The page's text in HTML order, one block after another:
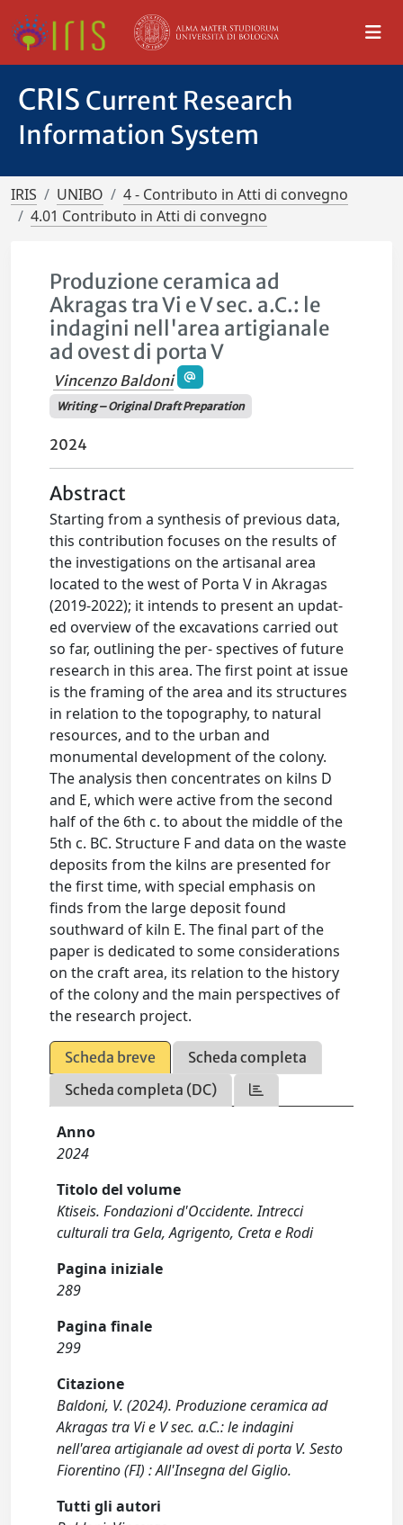
CRIS Current Research
Information System
IRIS UNIBO
4 - Contributo in Atti di convegno
4.01 Contributo in Atti di convegno
Produzione ceramica ad
Akragas tra Vi e V sec. a.C.: le
indagini nell'area artigianale
ad ovest di porta V
Vincenzo Baldoni
Writing – Original Draft Preparation
2024
Abstract
Starting from a synthesis of previous data,
this contribution focuses on the results of
the investigations on the artisanal area
located to the west of Porta V in Akragas
(2019-2022); it intends to present an updat-
ed overview of the excavations carried out
so far, outlining the per- spectives of future
research in this area. The first point at issue
is the framing of the area and its structures
in relation to the topography, to natural
resources, and to the urban and
monumental development of the colony.
The analysis then concentrates on kilns D
and E, which were active from the second
half of the 6th c. to about the middle of the
5th c. BC. Structure F and data on the waste
deposits from the kilns are presented for
the first time, with special emphasis on
finds from the large deposit found
southward of kiln E. The final part of the
paper is dedicated to some considerations
on the craft area, its relation to the history
of the colony and the main perspectives of
the research project.
Scheda breve
Scheda completa
Scheda completa (DC)
Anno
2024
Titolo del volume
Ktiseis. Fondazioni d'Occidente. Intrecci
culturali tra Gela, Agrigento, Creta e Rodi
Pagina iniziale
289
Pagina finale
299
Citazione
Baldoni, V. (2024). Produzione ceramica ad
Akragas tra Vi e V sec. a.C.: le indagini
nell'area artigianale ad ovest di porta V. Sesto
Fiorentino (FI) : All'Insegna del Giglio.
Tutti gli autori